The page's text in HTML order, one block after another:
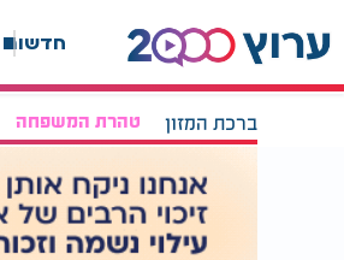
חדשות
ברכת המזון טהרת המשפחה